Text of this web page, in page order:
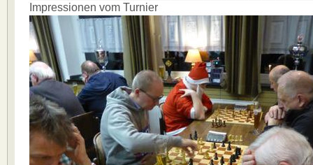
Impressionen vom Turnier